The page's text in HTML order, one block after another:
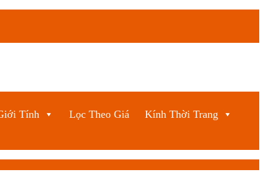
Tính Lọc Theo Giá
Kính Thời Trang